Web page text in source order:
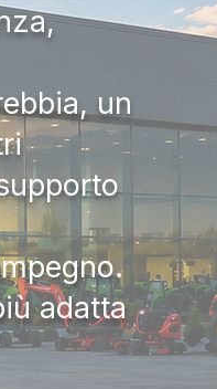
un
adatta